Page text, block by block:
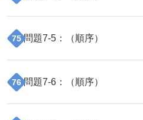
75 問題7-5 ：（順序）
76 問題7-6 ：（順序）